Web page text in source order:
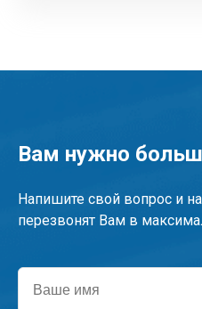
Вам нужно
Напишите свой вопрос и
перезвонят Вам в
имя